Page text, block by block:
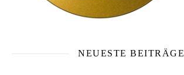
NEUESTE BEITRÄGE